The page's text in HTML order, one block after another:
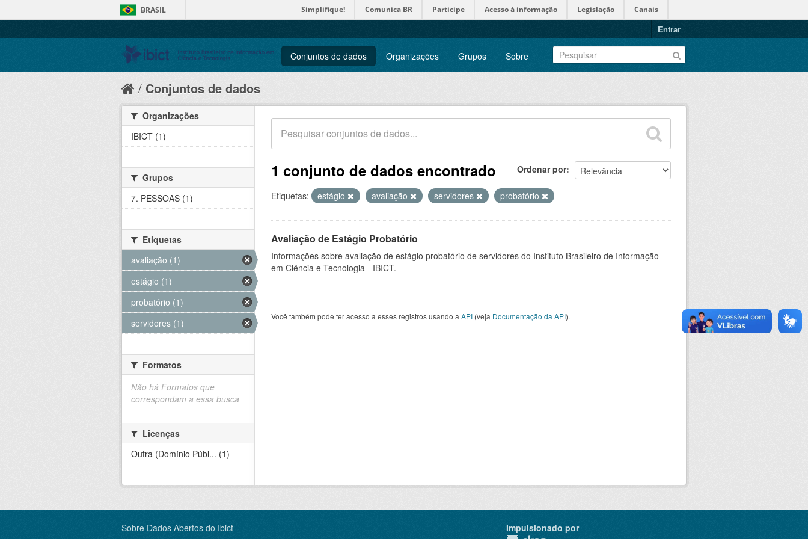
BRASIL Simplifique! Comunica BR Participe Acesso à informação Legislação Canais
Entrar
Conjuntos de dados Organizações Grupos Sobre
Conjuntos de dados
Ordenar por
1 conjunto de dados encontrado
Etiquetas: estágio avaliação servidores probatório
Avaliação de Estágio Probatório
Informações sobre avaliação de estágio probatório de servidores do Instituto Brasileiro de Informação
em Ciência e Tecnologia - IBICT.
Você também pode ter acesso a esses registros usando a API (veja Documentação da API).
Organizações
IBICT (1)
Grupos
7. PESSOAS (1)
Etiquetas
avaliação (1)
estágio (1)
probatório (1)
servidores (1)
Formatos
Não há Formatos que
correspondam a essa busca
Licenças
Outra (Domínio Públ... (1)
Sobre Dados Abertos do Ibict
Impulsionado por